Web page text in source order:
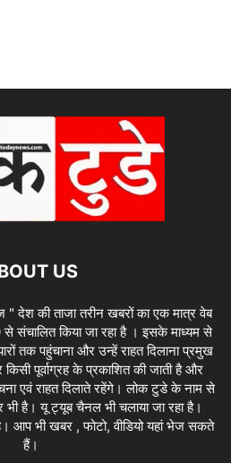
US
देश की ताजा तरीन खबरों का एक मात्र वेब
से संचालित किया जा रहा है । इसके माध्यम से
तक पहुंचाना और उन्हें राहत दिलाना प्रमुख
पूर्वाग्रह के प्रकाशित की जाती है और
एवं राहत दिलाते रहेंगे। लोक टुडे के नाम से
भी है। यू ट्यूब चैनल भी चलाया जा रहा है।
आप भी खबर , फोटो, वीडियो यहां भेज सकते
हैं।